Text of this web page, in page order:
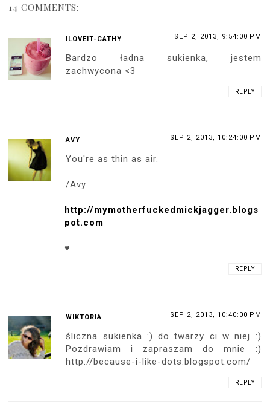
14 COMMENTS:
ILOVEIT-CATHY SEP 2, 2013, 9:54:00 PM
Bardzo ładna sukienka, jestem
zachwycona <3
REPLY
AVY SEP 2, 2013, 10:24:00 PM
You're as thin as air.
/Avy
http://mymotherfuckedmickjagger.blogs
pot.com
♥
REPLY
WIKTORIA SEP 2, 2013, 10:40:00 PM
śliczna sukienka :) do twarzy ci w niej :)
Pozdrawiam i zapraszam do mnie :)
http://because-i-like-dots.blogspot.com/
REPLY